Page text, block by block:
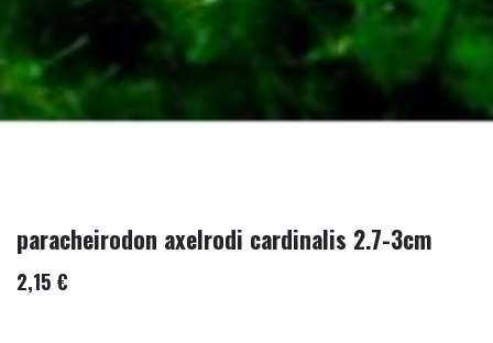
paracheirodon axelrodi cardinalis 2.7-3cm
2,15 €